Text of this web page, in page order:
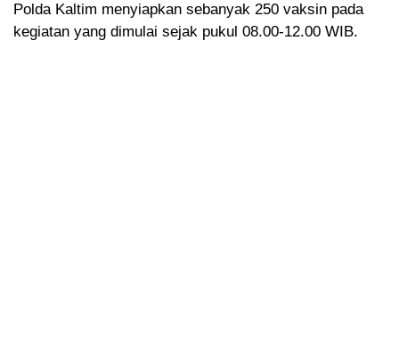
Polda Kaltim menyiapkan sebanyak 250 vaksin pada
kegiatan yang dimulai sejak pukul 08.00-12.00 WIB.